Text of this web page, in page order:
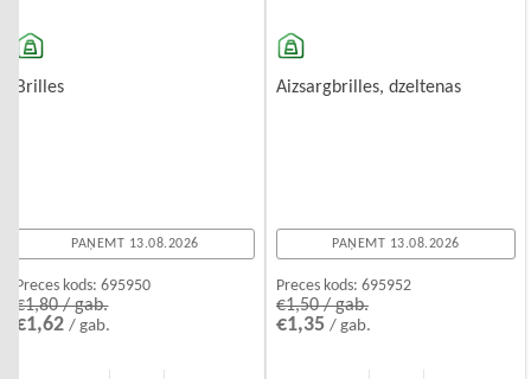
Brilles
PAŅEMT 13.08.2026
Preces kods: 695950
€1,80 / gab.
€1,62/ gab.
Aizsargbrilles, dzeltenas
PAŅEMT 13.08.2026
Preces kods: 695952
€1,50 / gab.
€1,35 / gab.